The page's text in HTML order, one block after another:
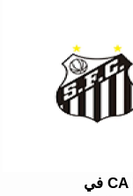
موعد مباراة Santos FC ضد CA Paranaense في